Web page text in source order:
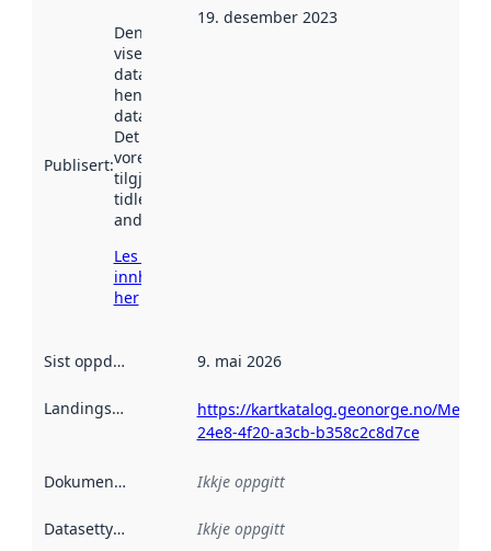
Publisert:
Denne datoen
viser når
datasettet vart
henta inn av
data.norge.no.
Det kan ha
vore
tilgjengeleg
tidlegare
andre stader.
Les meir om
innhenting
her
19. desember 2023
Sist oppdatert 9. mai 2026
Landingsside
https://kartkatalog.geonorge.no/
24e8-4f20-a3cb-b358c2c8d7ce
Dokumentasjon Ikkje oppgitt
Datasettype Ikkje oppgitt